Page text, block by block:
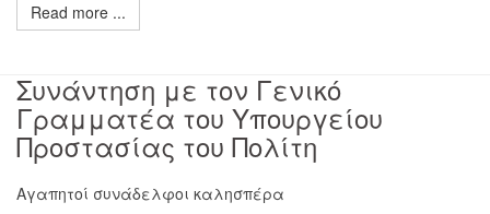
Read more ...
Συνάντηση με τον Γενικό
Γραμματέα του Υπουργείου
Προστασίας του Πολίτη
Αγαπητοί συνάδελφοι καλησπέρα